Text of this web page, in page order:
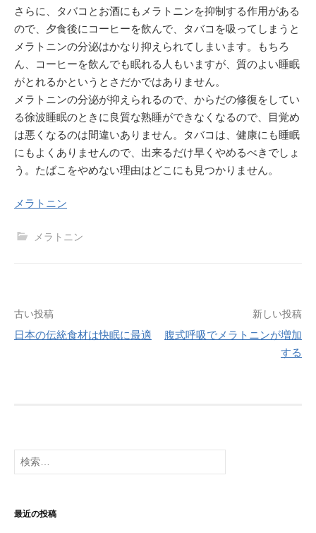
さらに、タバコとお酒にもメラトニンを抑制する作用がある
ので、夕食後にコーヒーを飲んで、タバコを吸ってしまうと
メラトニンの分泌はかなり抑えられてしまいます。もちろ
ん、コーヒーを飲んでも眠れる人もいますが、質のよい睡眠
がとれるかというとさだかではありません。
メラトニンの分泌が抑えられるので、からだの修復をしてい
る徐波睡眠のときに良質な熟睡ができなくなるので、目覚め
は悪くなるのは間違いありません。タバコは、健康にも睡眠
にもよくありませんので、出来るだけ早くやめるべきでしょ
う。たばこをやめない理由はどこにも見つかりません。
メラトニン
メラトニン
投
稿
ー
シ
ン
古い投稿
日本の伝統食材は快眠に最適
新しい投稿
腹式呼吸でメラトニンが増加
する
検
索:
最近の投稿